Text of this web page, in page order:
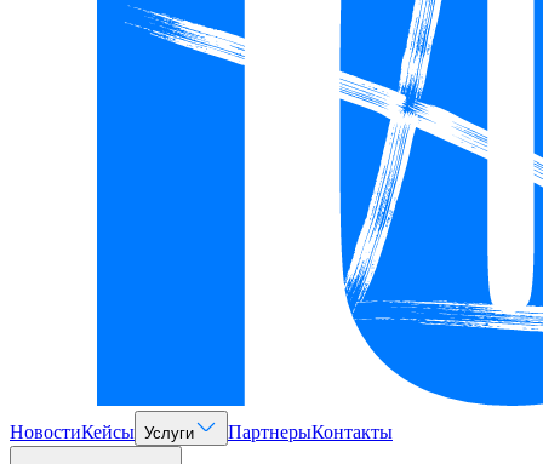
НовостиКейсы Услуги ПартнерыКонтакты